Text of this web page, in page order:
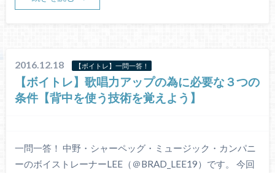
2016.12.18 【ボイトレ】一問一答！
【ボイトレ】歌唱力アップの為に必要な３つの
条件【背中を使う技術を覚えよう】
一問一答！ 中野・シャーペッグ・ミュージック・カンパニ
ーのボイストレーナーLEE（＠BRAD_LEE19）です。 今回